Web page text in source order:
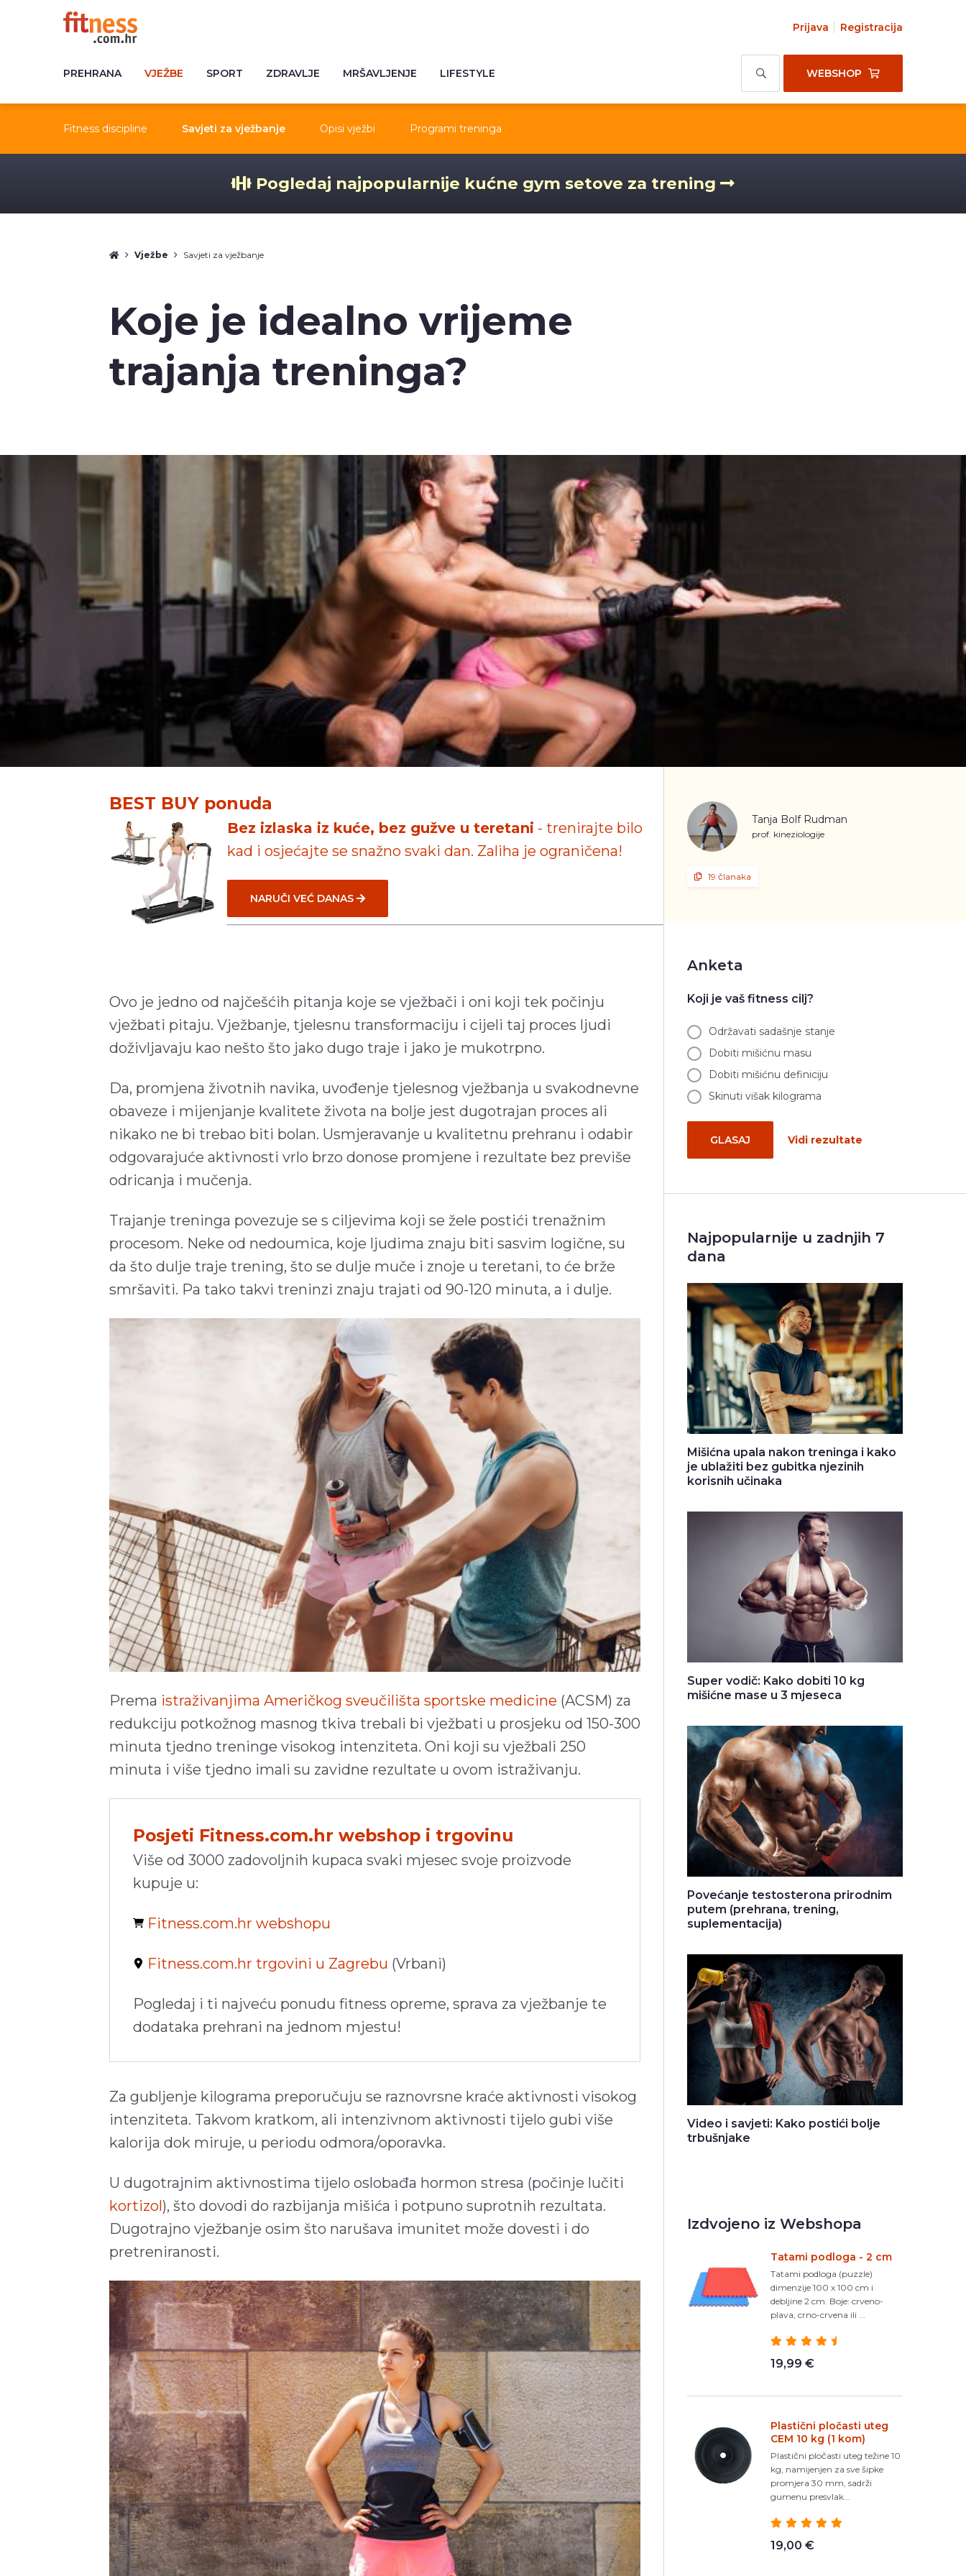
Prijava Registracija
PREHRANA VJEŽBE SPORT ZDRAVLJE MRŠAVLJENJE LIFESTYLE WEBSHOP
Fitness discipline Savjeti za vježbanje Opisi vježbi Programi treninga
Pogledaj najpopularnije kućne gym setove za trening
Vježbe Savjeti za vježbanje
Koje je idealno vrijeme
trajanja treninga?
BEST BUY ponuda
Bez izlaska iz kuće, bez gužve u teretani - trenirajte bilo
kad i osjećajte se snažno svaki dan. Zaliha je ograničena!
NARUČI VEĆ DANAS
Ovo je jedno od najčešćih pitanja koje se vježbači i oni koji tek počinju
vježbati pitaju. Vježbanje, tjelesnu transformaciju i cijeli taj proces ljudi
doživljavaju kao nešto što jako dugo traje i jako je mukotrpno.
Da, promjena životnih navika, uvođenje tjelesnog vježbanja u svakodnevne
obaveze i mijenjanje kvalitete života na bolje jest dugotrajan proces ali
nikako ne bi trebao biti bolan. Usmjeravanje u kvalitetnu prehranu i odabir
odgovarajuće aktivnosti vrlo brzo donose promjene i rezultate bez previše
odricanja i mučenja.
Trajanje treninga povezuje se s ciljevima koji se žele postići trenažnim
procesom. Neke od nedoumica, koje ljudima znaju biti sasvim logične, su
da što dulje traje trening, što se dulje muče i znoje u teretani, to će brže
smršaviti. Pa tako takvi treninzi znaju trajati od 90-120 minuta, a i dulje.
Prema istraživanjima Američkog sveučilišta sportske medicine (ACSM) za
redukciju potkožnog masnog tkiva trebali bi vježbati u prosjeku od 150-300
minuta tjedno treninge visokog intenziteta. Oni koji su vježbali 250
minuta i više tjedno imali su zavidne rezultate u ovom istraživanju.
Posjeti Fitness.com.hr webshop i trgovinu
Više od 3000 zadovoljnih kupaca svaki mjesec svoje proizvode
kupuje u:
Fitness.com.hr webshopu
Fitness.com.hr trgovini u Zagrebu (Vrbani)
Pogledaj i ti najveću ponudu fitness opreme, sprava za vježbanje te
dodataka prehrani na jednom mjestu!
Za gubljenje kilograma preporučuju se raznovrsne kraće aktivnosti visokog
intenziteta. Takvom kratkom, ali intenzivnom aktivnosti tijelo gubi više
kalorija dok miruje, u periodu odmora/oporavka.
U dugotrajnim aktivnostima tijelo oslobađa hormon stresa (počinje lučiti
kortizol), što dovodi do razbijanja mišića i potpuno suprotnih rezultata.
Dugotrajno vježbanje osim što narušava imunitet može dovesti i do
pretreniranosti.
Tanja Bolf Rudman
prof. kineziologije
19 članaka
Anketa
Koji je vaš fitness cilj?
Održavati sadašnje stanje
Dobiti mišićnu masu
Dobiti mišićnu definiciju
Skinuti višak kilograma
GLASAJ Vidi rezultate
Najpopularnije u zadnjih 7
dana
Mišićna upala nakon treninga i kako
je ublažiti bez gubitka njezinih
korisnih učinaka
Super vodič: Kako dobiti 10 kg
mišićne mase u 3 mjeseca
Povećanje testosterona prirodnim
putem (prehrana, trening,
suplementacija)
Video i savjeti: Kako postići bolje
trbušnjake
Izdvojeno iz Webshopa
Tatami podloga - 2 cm
Tatami podloga (puzzle)
dimenzije 100 x 100 cm i
debljine 2 cm. Boje: crveno-
plava, crno-crvena ili ...
19,99 €
Plastični pločasti uteg
CEM 10 kg (1 kom)
Plastični pločasti uteg težine 10
kg, namijenjen za sve šipke
promjera 30 mm, sadrži
gumenu presvlak...
19,00 €